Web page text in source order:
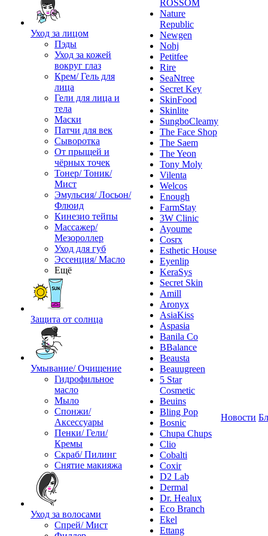
Уход за лицом
Пэды
Уход за кожей
вокруг глаз
Крем/ Гель для
лица
Гели для лица и
тела
Маски
Патчи для век
Сыворотка
От прыщей и
чёрных точек
Тонер/ Тоник/
Мист
Эмульсия/ Лосьон/
Флюид
Кинезио тейпы
Массажер/
Мезороллер
Уход для губ
Эссенция/ Масло
Ещё
Защита от солнца
Умывание/ Очищение
Гидрофильное
масло
Мыло
Спонжи/
Аксессуары
Пенки/ Гели/
Кремы
Скраб/ Пилинг
Снятие макияжа
Уход за волосами
Спрей/ Мист
ROSSOM
Nature
Republic
Newgen
Nohj
Petitfee
Rire
SeaNtree
Secret Key
SkinFood
Skinlite
SungboCleamy
The Face Shop
The Saem
The Yeon
Tony Moly
Vilenta
Welcos
Enough
FarmStay
3W Clinic
Ayoume
Cosrx
Esthetic House
Eyenlip
KeraSys
Secret Skin
Amill
Aronyx
AsiaKiss
Aspasia
Banila Co
BBalance
Beausta
Beauugreen
5 Star
Cosmetic
Beuins
Bling Pop
Bosnic
Chupa Chups
Clio
Cobalti
Coxir
D2 Lab
Dermal
Dr. Healux
Eco Branch
Ekel
Ettang
Новости